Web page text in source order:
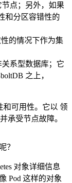
点；另外，如果
和分区容错性的
的情况下作为集
系型数据库；它
之上，
和可用性。它以 领
承受节点故障。
？
对象详细信息
Pod 这样的对象